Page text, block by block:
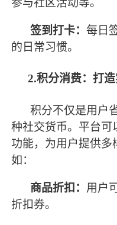
签到打卡：每日
的日常习惯。
2.积分消费：打
积分不仅是用户
种社交货币。平台可
功能，为用户提供多
如：
商品折扣： 用户
折扣券。